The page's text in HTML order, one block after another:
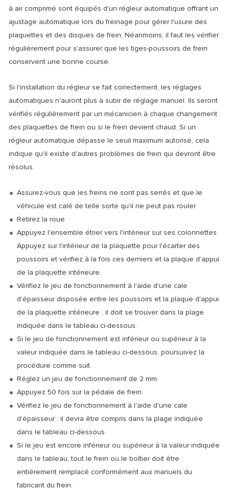
à air comprimé sont équipés d'un régleur automatique offrant un
ajustage automatique lors du freinage pour gérer l'usure des
plaquettes et des disques de frein. Néanmoins, il faut les vérifier
régulièrement pour s'assurer que les tiges-poussoirs de frein
conservent une bonne course.
Si l'installation du régleur se fait correctement, les réglages
automatiques n'auront plus à subir de réglage manuel. Ils seront
vérifiés régulièrement par un mécanicien à chaque changement
des plaquettes de frein ou si le frein devient chaud. Si un
régleur automatique dépasse le seuil maximum autorisé, cela
indique qu'il existe d'autres problèmes de frein qui devront être
résolus.
Assurez-vous que les freins ne sont pas serrés et que le
véhicule est calé de telle sorte qu'il ne peut pas rouler.
Retirez la roue
Appuyez l'ensemble étrier vers l'intérieur sur ses colonnettes.
Appuyez sur l'intérieur de la plaquette pour l'écarter des
poussoirs et vérifiez à la fois ces derniers et la plaque d'appui
de la plaquette intérieure.
Vérifiez le jeu de fonctionnement à l'aide d'une cale
d'épaisseur disposée entre les poussoirs et la plaque d'appui
de la plaquette intérieure : il doit se trouver dans la plage
indiquée dans le tableau ci-dessous.
Si le jeu de fonctionnement est inférieur ou supérieur à la
valeur indiquée dans le tableau ci-dessous, poursuivez la
procédure comme suit.
Réglez un jeu de fonctionnement de 2 mm.
Appuyez 50 fois sur la pédale de frein.
Vérifiez le jeu de fonctionnement à l'aide d'une cale
d'épaisseur : il devra être compris dans la plage indiquée
dans le tableau ci-dessous.
Si le jeu est encore inférieur ou supérieur à la valeur indiquée
dans le tableau, tout le frein ou le boîtier doit être
entièrement remplacé conformément aux manuels du
fabricant du frein.